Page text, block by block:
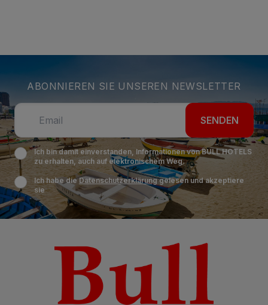
ABONNIEREN SIE UNSEREN NEWSLETTER
SENDEN
Ich bin damit einverstanden, Informationen von BULL HOTELS
zu erhalten, auch auf elektronischem Weg.
Ich habe die Datenschutzerklärunggelesen und akzeptiere
sie